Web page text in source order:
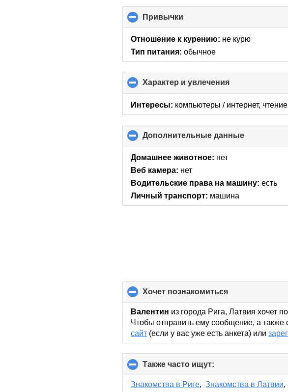
Привычки
to
collapse
Отношение к курению: не курю
Тип питания: обычное
Характер и увлечения
to
collapse
contents
Интересы: компьютеры / интернет,
Дополнительные данные
to
Домашнее животное: нет
Веб камера: нет
Водительские права на машину: есть
Личный транспорт: машина
хочет познакомиться
to
collapse
contents
Валентин из города Рига, Латвия хочет
Чтобы отправить ему сообщение, а также
сайт (если у вас уже есть анкета) или
Также часто ищут:
to
collapse
Знакомства в Риге,Знакомства в Латвии,